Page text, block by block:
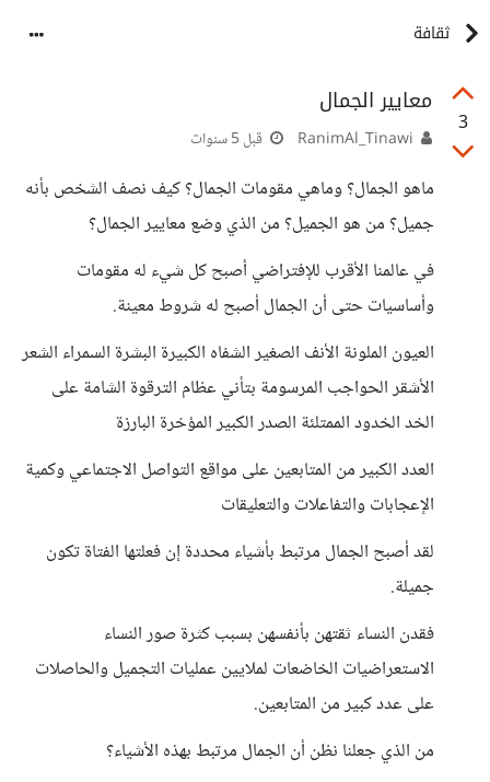
ثقافة
3
معايير الجمال
قبل 5 سنوات
ماهو الجمال؟ وماهي مقومات الجمال؟ كيف نصف الشخص بأنه
جميل؟ من هو الجميل؟ من الذي وضع معايير الجمال؟
في عالمنا الأقرب للإفتراضي أصبح كل شيء له مقومات
وأساسيات حتى أن الجمال أصبح له شروط معينة.
العيون الملونة الأنف الصغير الشفاه الكبيرة البشرة السمراء الشعر
الأشقر الحواجب المرسومة بتأني عظام الترقوة الشامة على
الخد الخدود الممتلئة الصدر الكبير المؤخرة البارزة
العدد الكبير من المتابعين على مواقع التواصل الاجتماعي وكمية
الإعجابات والتفاعلات والتعليقات
لقد أصبح الجمال مرتبط بأشياء محددة إن فعلتها الفتاة تكون
جميلة.
فقدن النساء ثقتهن بأنفسهن بسبب كثرة صور النساء
الاستعراضيات الخاضعات لملايين عمليات التجميل والحاصلات
على عدد كبير من المتابعين.
من الذي جعلنا نظن أن الجمال مرتبط بهذه الأشياء؟